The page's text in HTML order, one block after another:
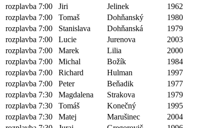
rozplavba 7:00
Jiri Jelinek
1962
rozplavba 7:00
Tomaš Dohňanský
1980
rozplavba 7:00
Stanislava Dohňanská
1979
rozplavba 7:00
Lucie Jurenova
2003
rozplavba 7:00
Marek Lilia
2000
rozplavba 7:00
Michal Božík
1984
rozplavba 7:00
Richard Hulman
1997
rozplavba 7:00
Peter Beňadik
1977
rozplavba 7:30
Magdalena Strakova
1979
rozplavba 7:30
Tomáš Konečný
1995
rozplavba 7:30
Matej Marušinec
2004